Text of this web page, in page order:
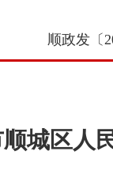
顺政发〔
城区人